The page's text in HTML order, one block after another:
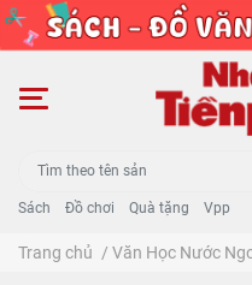
Sách Đồ chơi Quà tặng Vpp
Trang chủ / Văn Học Nước